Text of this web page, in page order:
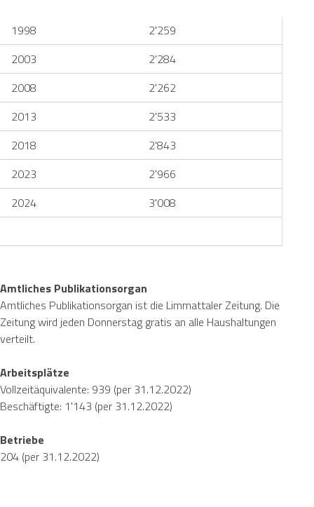
1998
2'259
2003
2'284
2008
2'262
2013
2'533
2018
2'843
2023
2'966
2024
3'008
Amtliches Publikationsorgan
Amtliches Publikationsorgan ist die Limmattaler Zeitung. Die
Zeitung wird jeden Donnerstag gratis an alle Haushaltungen
verteilt.
Arbeitsplätze
Vollzeitäquivalente: 939 (per 31.12.2022)
Beschäftigte: 1'143 (per 31.12.2022)
Betriebe
204 (per 31.12.2022)